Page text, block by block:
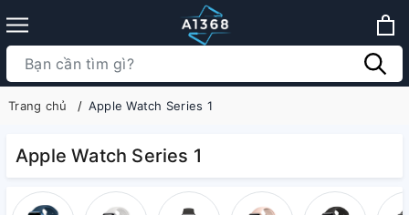
Trang chủ Apple Watch Series 1
Apple Watch Series 1